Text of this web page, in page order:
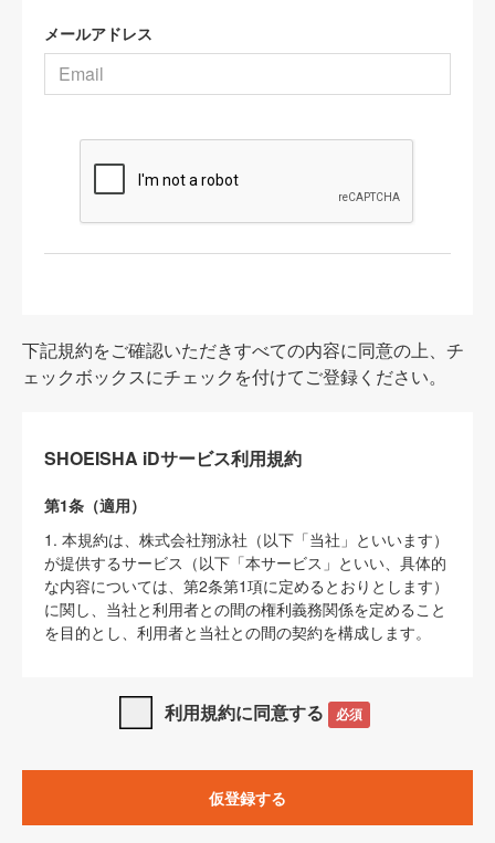
メールアドレス
下記規約をご確認いただきすべての内容に同意の上、チ
ェックボックスにチェックを付けてご登録ください。
SHOEISHA iDサービス利用規約
第1条（適用）
1. 本規約は、株式会社翔泳社（以下「当社」といいます）
が提供するサービス（以下「本サービス」といい、具体的
な内容については、第2条第1項に定めるとおりとします）
に関し、当社と利用者との間の権利義務関係を定めること
を目的とし、利用者と当社との間の契約を構成します。
SHOEISHA iDプライバシーポリシー」及び「
サイト上でのデータの利用について（Cookieポリシー）
3. 本規約の内容と、前項に記載する定めその他当社が定め
利用規約に同意する 必須
仮登録する